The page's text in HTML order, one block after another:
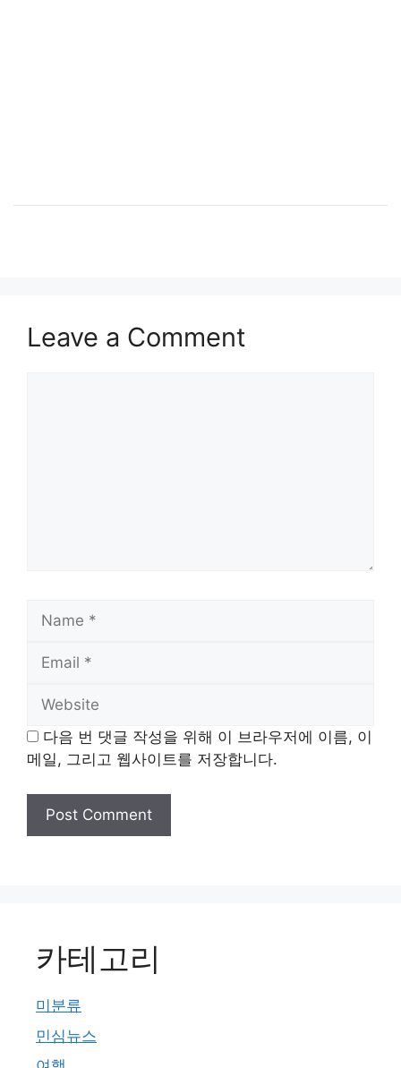
Leave a Comment
Name
Email
Website
다음 번 댓글 작성을 위해 이 브라우저에 이름, 이
메일, 그리고 웹사이트를 저장합니다.
카테고리
미분류
민심뉴스